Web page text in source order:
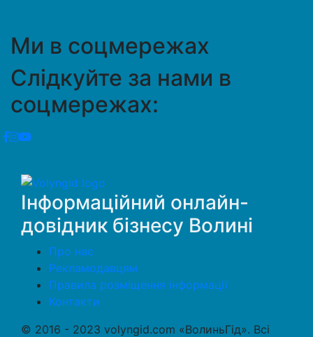
Ми в соцмережах
Слідкуйте за нами в
соцмережах:
Інформаційний онлайн-
довідник бізнесу Волині
Про нас
Рекламодавцям
Правила розміщення інформації
Контакти
© 2016 - 2023 volyngid.com «ВолиньГід». Всі